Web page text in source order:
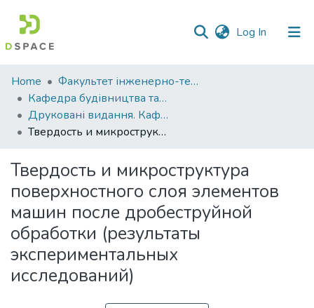
Log In (current)
Communities
&
Collections
All of DSpace
Statistics
Home
Факультет інженерно-технологічний
Кафедра будівництва та професійної освіти
Друковані видання. Кафедра будівництва та професійної освіти
Твердость и микроструктура поверхностного слоя элементов машин после дробеструйной обработки (результаты экспериментальных исследований)
Твердость и микроструктура
поверхностного слоя элементов
машин после дробеструйной
обработки (результаты
экспериментальных
исследований)